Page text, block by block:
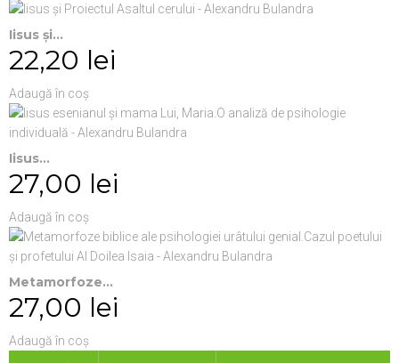
Iisus şi...
22,20 lei
Adaugă în coș
Iisus...
27,00 lei
Adaugă în coș
Metamorfoze...
27,00 lei
Adaugă în coș